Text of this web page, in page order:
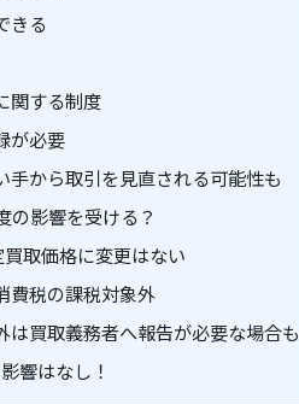
きる
関する制度
が必要
から取引を見直される可能性も
の影響を受ける？
取価格に変更はない
費税の課税対象外
買取義務者へ報告が必要な場合も
響はなし！